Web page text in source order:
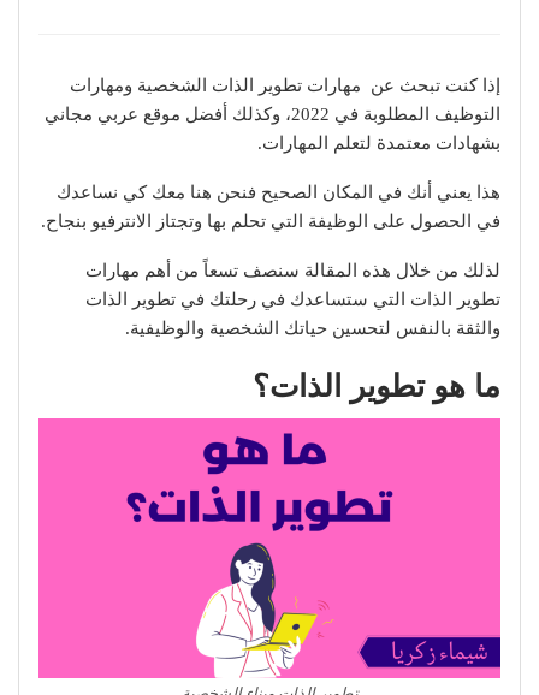
إذا كنت تبحث عن مهارات تطوير الذات الشخصية ومهارات
التوظيف المطلوبة في 2022، وكذلك أفضل موقع عربي مجاني
بشهادات معتمدة لتعلم المهارات.
هذا يعني أنك في المكان الصحيح فنحن هنا معك كي نساعدك
في الحصول على الوظيفة التي تحلم بها وتجتاز الانترفيو بنجاح.
لذلك من خلال هذه المقالة سنصف تسعاً من أهم مهارات
تطوير الذات التي ستساعدك في رحلتك في تطوير الذات
والثقة بالنفس لتحسين حياتك الشخصية والوظيفية.
ما هو تطوير الذات؟